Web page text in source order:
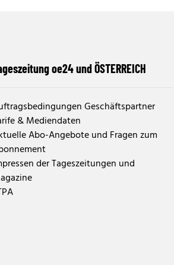
oe24 und ÖSTERREICH
Geschäftspartner
& Mediendaten
Abo-Angebote und Fragen zum
der Tageszeitungen und